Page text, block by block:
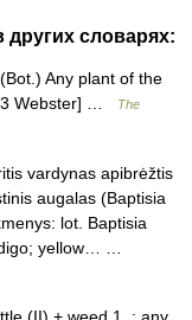
других словарях:
Any plant of the
Webster] …
The
vardynas apibrėžtis
augalas (Baptisia
lot. Baptisia
yellow… …